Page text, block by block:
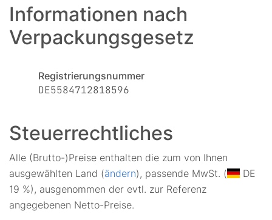
Informationen nach
Verpackungsgesetz
Registrierungsnummer
DE5584712818596
Steuerrechtliches
Alle (Brutto-)Preise enthalten die zum von Ihnen
ausgewählten Land (ändern), passende MwSt. (
DE
19 %), ausgenommen der evtl. zur Referenz
angegebenen Netto-Preise.